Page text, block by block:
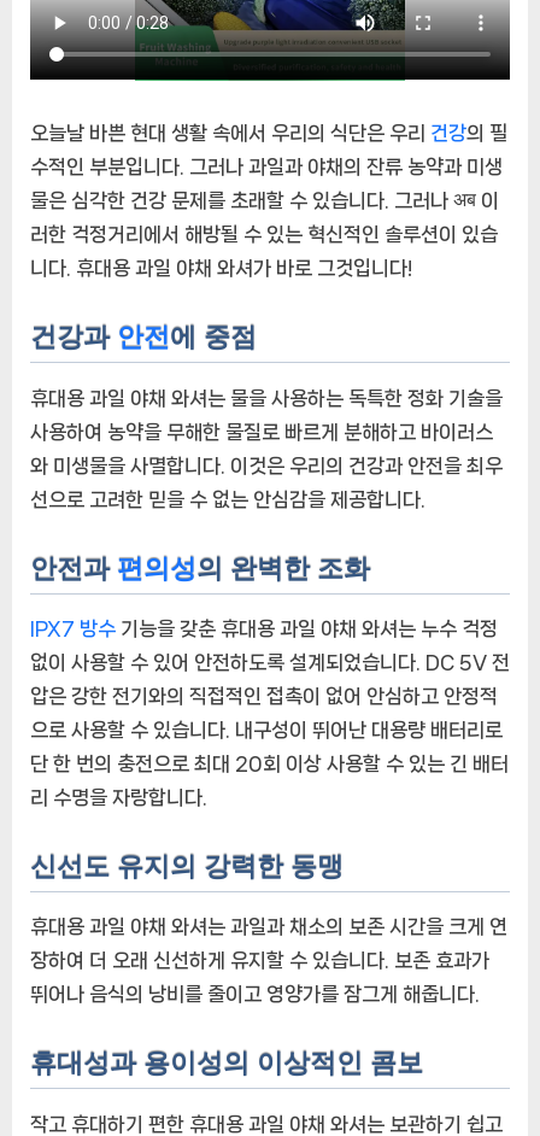
야
채
와
로
안
전
먹
거
보
장
세
요
오늘날 바쁜 현대 생활 속에서 우리의 식단은 우리 건강의 필
수적인 부분입니다. 그러나 과일과 야채의 잔류 농약과 미생
물은 심각한 건강 문제를 초래할 수 있습니다. 그러나 अब 이
러한 걱정거리에서 해방될 수 있는 혁신적인 솔루션이 있습
니다. 휴대용 과일 야채 와셔가 바로 그것입니다!
건강과 안전에 중점
휴대용 과일 야채 와셔는 물을 사용하는 독특한 정화 기술을
사용하여 농약을 무해한 물질로 빠르게 분해하고 바이러스
와 미생물을 사멸합니다. 이것은 우리의 건강과 안전을 최우
선으로 고려한 믿을 수 없는 안심감을 제공합니다.
안전과 편의성의 완벽한 조화
IPX7 방수 기능을 갖춘 휴대용 과일 야채 와셔는 누수 걱정
없이 사용할 수 있어 안전하도록 설계되었습니다. DC 5V 전
압은 강한 전기와의 직접적인 접촉이 없어 안심하고 안정적
으로 사용할 수 있습니다. 내구성이 뛰어난 대용량 배터리로
단 한 번의 충전으로 최대 20회 이상 사용할 수 있는 긴 배터
리 수명을 자랑합니다.
신선도 유지의 강력한 동맹
휴대용 과일 야채 와셔는 과일과 채소의 보존 시간을 크게 연
장하여 더 오래 신선하게 유지할 수 있습니다. 보존 효과가
뛰어나 음식의 낭비를 줄이고 영양가를 잠그게 해줍니다.
휴대성과 용이성의 이상적인 콤보
작고 휴대하기 편한 휴대용 과일 야채 와셔는 보관하기 쉽고